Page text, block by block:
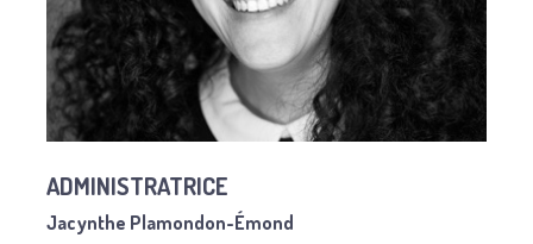
ADMINISTRATRICE
Jacynthe Plamondon-Émond